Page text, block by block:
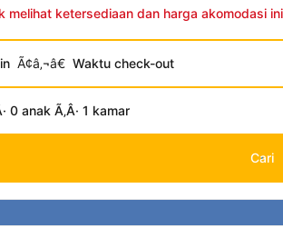
melihat ketersediaan dan harga akomodasi ini
Ã¢â‚¬â€ Waktu check-out
0 anak Ã‚Â· 1 kamar
Cari